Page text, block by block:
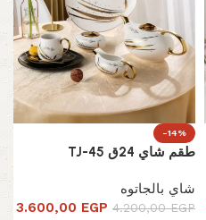
-14%
طقم شاي 24ق TJ-45
شاي بالجاتوه
4.200,00EGP
3.600,00 EGP